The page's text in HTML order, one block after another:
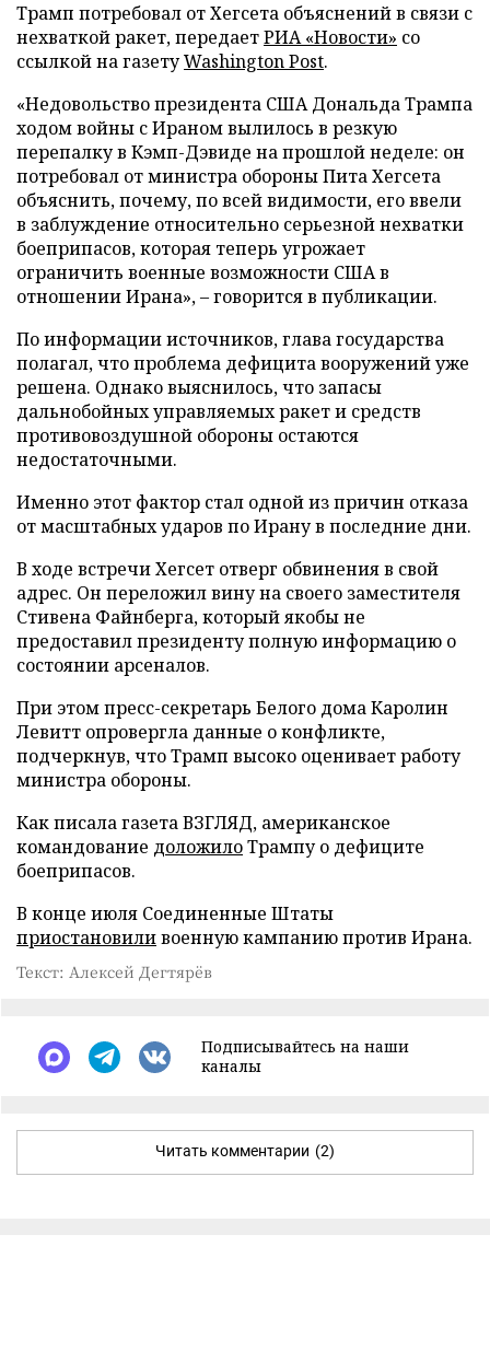
Трамп потребовал от Хегсета объяснений в связи с
нехваткой ракет, передаетРИА «Новости» со
ссылкой на газетуWashington Post.
«Недовольство президента США Дональда Трампа
ходом войны с Ираном вылилось в резкую
перепалку в Кэмп-Дэвиде на прошлой неделе: он
потребовал от министра обороны Пита Хегсета
объяснить, почему, по всей видимости, его ввели
в заблуждение относительно серьезной нехватки
боеприпасов, которая теперь угрожает
ограничить военные возможности США в
отношении Ирана», – говорится в публикации.
По информации источников, глава государства
полагал, что проблема дефицита вооружений уже
решена. Однако выяснилось, что запасы
дальнобойных управляемых ракет и средств
противовоздушной обороны остаются
недостаточными.
Именно этот фактор стал одной из причин отказа
от масштабных ударов по Ирану в последние дни.
В ходе встречи Хегсет отверг обвинения в свой
адрес. Он переложил вину на своего заместителя
Стивена Файнберга, который якобы не
предоставил президенту полную информацию о
состоянии арсеналов.
При этом пресс-секретарь Белого дома Каролин
Левитт опровергла данные о конфликте,
подчеркнув, что Трамп высоко оценивает работу
министра обороны.
Как писала газета ВЗГЛЯД, американское
командование доложилоТрампу о дефиците
боеприпасов.
В конце июля Соединенные Штаты
приостановиливоенную кампанию против Ирана.
Текст: Алексей Дегтярёв
Подписывайтесь на наши
каналы
Читать комментарии (2)